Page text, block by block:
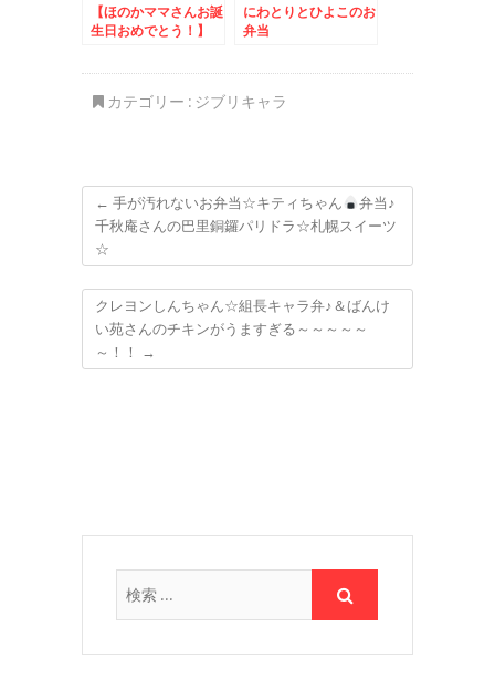
【ほのかママさんお誕
生日おめでとう！】
にわとりとひよこのお
弁当
カテゴリー : ジブリキャラ
← 手が汚れないお弁当☆キティちゃん
弁当♪
千秋庵さんの巴里銅鑼パリドラ☆札幌スイーツ
☆
クレヨンしんちゃん☆組長キャラ弁♪＆ばんけ
い苑さんのチキンがうますぎる～～～～～
～！！
→